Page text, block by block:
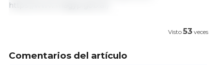
https://www.magyp.gob.ar/
Visto 53 veces
Comentarios del artículo